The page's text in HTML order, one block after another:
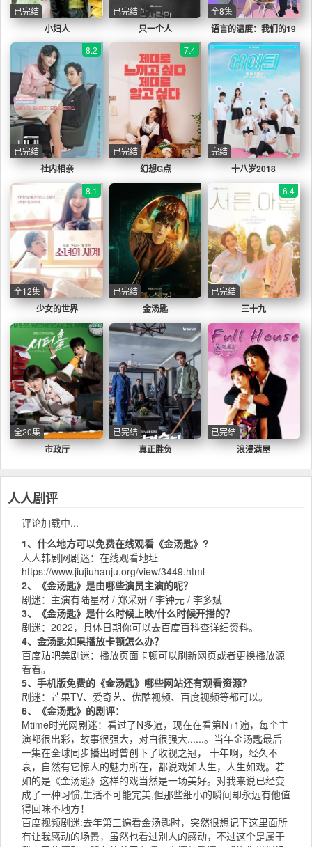
小妇人
已完结
只一个人
已完结
语言的温度：我们的19
岁
全8集
社内相亲
8.2
已完结
幻想G点
7.4
已完结
十八岁2018
完结
少女的世界
8.1
全12集
金汤匙
已完结
三十九
6.4
已完结
市政厅
全20集
真正胜负
已完结
浪漫满屋
已完结
人人剧评
评论加载中...
1、什么地方可以免费在线观看《金汤匙》?
人人韩剧网剧迷：在线观看地址
https://www.jiujiuhanju.org/view/3449.html
2、《金汤匙》是由哪些演员主演的呢？
剧迷：主演有陆星材 / 郑采妍 / 李钟元 / 李多斌
3、《金汤匙》是什么时候上映/什么时候开播的？
剧迷：2022，具体日期你可以去百度百科查详细资料。
4、金汤匙如果播放卡顿怎么办？
百度贴吧美剧迷：播放页面卡顿可以刷新网页或者更换播放源
看看。
5、手机版免费的《金汤匙》哪些网站还有观看资源？
剧迷： 芒果TV、 爱奇艺、 优酷视频、 百度视频等都可以。
6、《金汤匙》的剧评：
Mtime时光网剧迷：看过了N多遍，现在在看第N+1遍，每个主
演都很出彩，故事很强大，对白很强大......。当年金汤匙最后
一集在全球同步播出时曾创下了收视之冠， 十年啊，经久不
衰，自然有它惊人的魅力所在，都说戏如人生，人生如戏。若
如的是《金汤匙》这样的戏当然是一场美好。对我来说已经变
成了一种习惯,生活不可能完美,但那些细小的瞬间却永远有他值
得回味不地方！
百度视频剧迷:去年第三遍看金汤匙时，突然很想记下这里面所
有让我感动的场景，虽然也看过别人的感动，不过这个是属于